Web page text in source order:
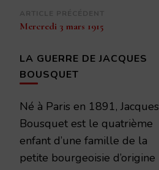
Navigation
d’article
Mercredi 3 mars 1915
LA GUERRE DE JACQUES
BOUSQUET
Né à Paris en 1891, Jacques
Bousquet est le quatrième
enfant d’une famille de la
petite bourgeoisie d’origine